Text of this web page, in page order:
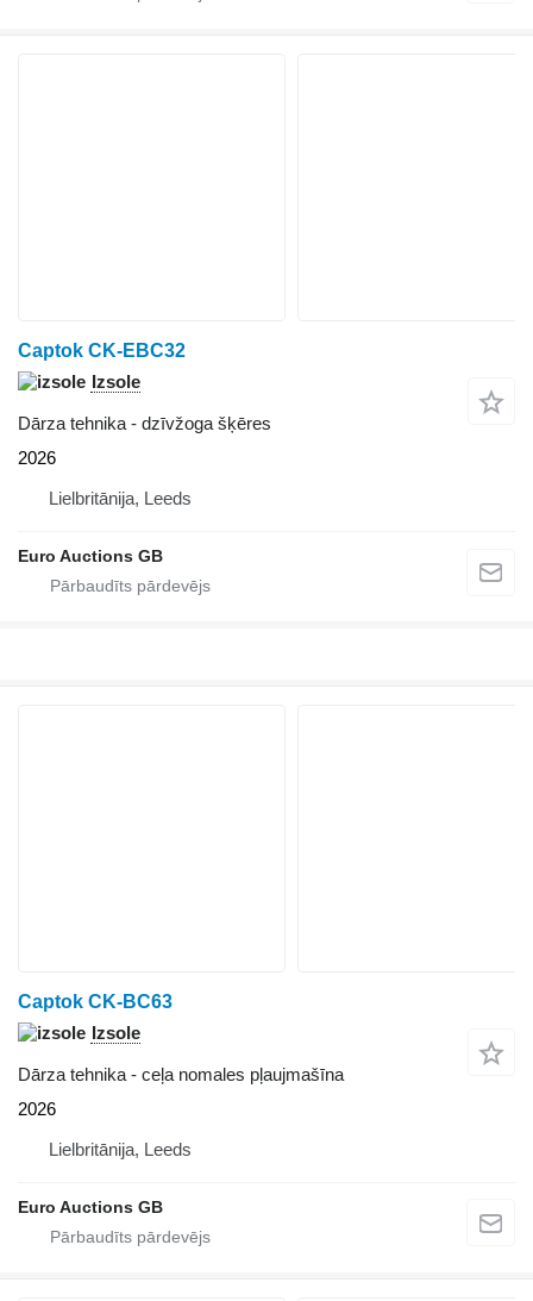
Captok CK-EBC32
Izsole
Dārza tehnika - dzīvžoga šķēres
2026
Lielbritānija, Leeds
Euro Auctions GB
Captok CK-BC63
Izsole
Dārza tehnika - ceļa nomales pļaujmašīna
2026
Lielbritānija, Leeds
Euro Auctions GB